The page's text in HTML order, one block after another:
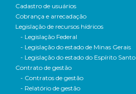
Cadastro de usuários
Cobrança e arrecadação
Legislação de recursos hídricos
- Legislação Federal
- Legislação do estado de Minas Gerais
- Legislação do estado do Espírito Santo
Contrato de gestão
- Contratos de gestão
- Relatório de gestão